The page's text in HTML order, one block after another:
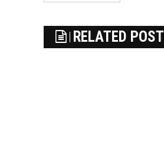
RELATED POST